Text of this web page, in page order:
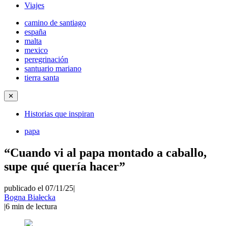
Viajes
camino de santiago
españa
malta
mexico
peregrinación
santuario mariano
tierra santa
✕
Historias que inspiran
papa
“Cuando vi al papa montado a caballo,
supe qué quería hacer”
publicado el 07/11/25|
Bogna Białecka
|6 min de lectura